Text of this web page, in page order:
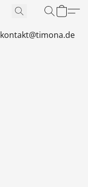
kontakt@timona.de